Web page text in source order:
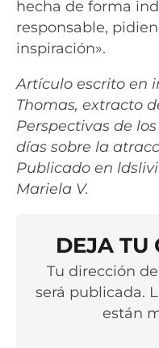
hecha de forma
responsable,
inspiración».
Artículo escrito en
Thomas, extracto
Perspectivas de
días sobre la
Publicado en
Mariela V.
DEJA TU
Tu dirección
será publicada.
están